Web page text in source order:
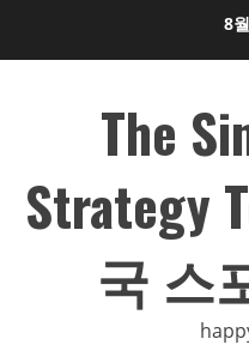
8
The
Strategy
국 스